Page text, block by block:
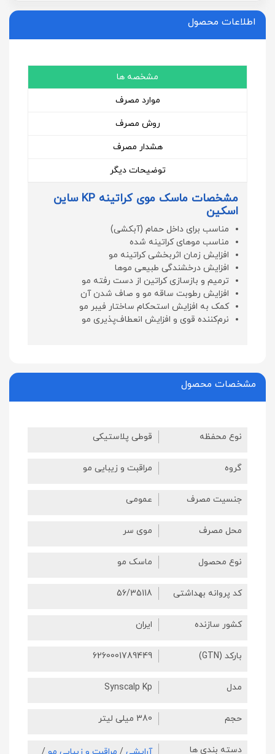
اطلاعات محصول
مشخصه ها
موارد مصرف
روش مصرف
هشدار مصرف
توضیحات دیگر
مشخصات ماسک موی کراتینه KP ساین
اسکین
مناسب برای داخل حمام (آبکشی)
مناسب موهای کراتینه شده
افزایش زمان اثربخشی کراتینه مو
افزایش درخشندگی طبیعی موها
ترمیم و بازسازی کراتین از دست رفته مو
افزایش رطوبت ساقه مو و صاف شدن آن
کمک به افزایش استحکام ساختار فیبر مو
نرم‌کننده قوی و افزایش انعطاف‌پذیری مو
مشخصات محصول
نوع محفظه قوطی پلاستیکی
گروه مراقبت و زیبایی مو
جنسیت مصرف عمومی
محل مصرف موی سر
نوع محصول ماسک مو
کد پروانه بهداشتی 56/35118
کشور سازنده ایران
بارکد (GTN) 6260001789449
مدل Synscalp Kp
حجم 380 میلی لیتر
دسته بندی ها آرایشی / مراقبت و زیبایی مو /